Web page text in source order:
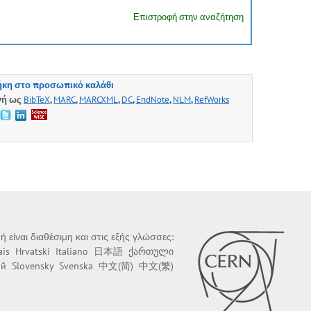
Επιστροφή στην αναζήτηση
στο προσωπικό καλάθι
ως BibTeX,MARC,MARCXML,DC,EndNote,NLM,RefWorks
είναι διαθέσιμη και στις εξής γλώσσες:
Hrvatski Italiano 日本語 ქართული
Slovensky Svenska 中文(简) 中文(繁)